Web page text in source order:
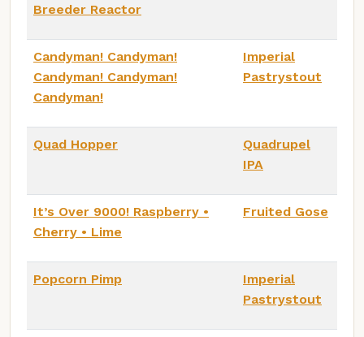
Breeder Reactor
Candyman! Candyman!
Candyman! Candyman!
Candyman!
Imperial
Pastrystout
Quad Hopper
Quadrupel
IPA
It’s Over 9000! Raspberry •
Cherry • Lime
Fruited Gose
Popcorn Pimp
Imperial
Pastrystout